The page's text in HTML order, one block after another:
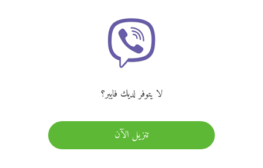
لا يتوفر لديك فايبر؟
تنزيل الآن